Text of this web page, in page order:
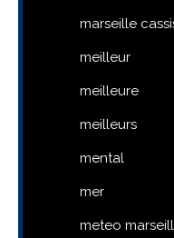
marseille
meilleur
meilleure
meilleurs
mental
mer
meteo